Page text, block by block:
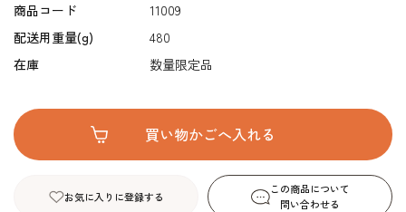
商品コード
11009
配送用重量(g)
480
在庫
数量限定品
お気に入りに登録する
この商品について
問い合わせる